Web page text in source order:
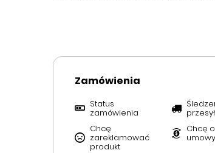
Zamówienia
Status
zamówienia
Chcę
zareklamować
produkt
Chcę
umowy